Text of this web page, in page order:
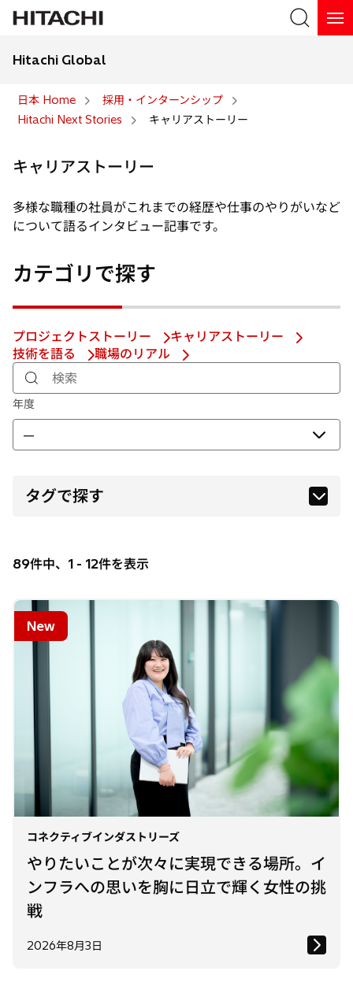
Hitachi Global
日本 Home
採用・インターンシップ
Hitachi Next Stories
キャリアストーリー
キャリアストーリー
多様な職種の社員がこれまでの経歴や仕事のやりがいなど
について語るインタビュー記事です。
カテゴリで探す
プロジェクトストーリー
キャリアストーリー
技術を語る
職場のリアル
検索
年度
—
タグで探す
デジタルシステム＆サービス
ビジネスエンジニアリング
事業企画
人事総務
営業
新卒入社 法務
生産技術
生産管理
知的財産マネジメント
研究開発
経理財務 設計開発 調達
89件中、1 - 12件を表示
コネクティブインダストリーズ
やりたいことが次々に実現できる場所。イ
ンフラへの思いを胸に日立で輝く女性の挑
戦
2026年8月3日
New